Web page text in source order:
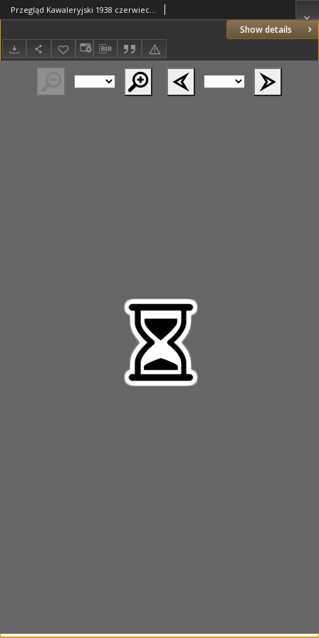
Show details
Przegląd Kawaleryjski 1938 czerwiec R.15 Nr6(152)